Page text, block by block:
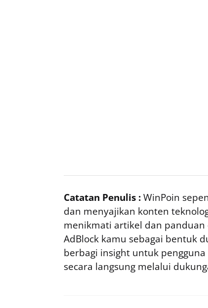
Catatan Penulis :WinPoin
dan menyajikan konten
menikmati artikel dan
AdBlock kamu sebagai bentuk
berbagi insight untuk
secara langsung melalui